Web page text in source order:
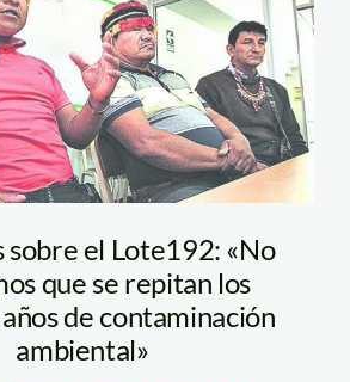
sobre el Lote192: «No
que se repitan los
de contaminación
ambiental»